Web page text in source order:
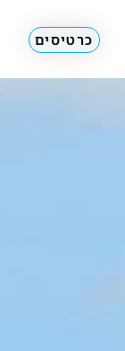
כרטיסים